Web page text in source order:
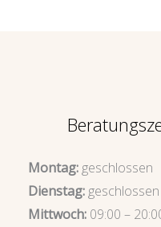
Montag:geschlossen
Dienstag:geschlossen
Mittwoch: 09:00 –